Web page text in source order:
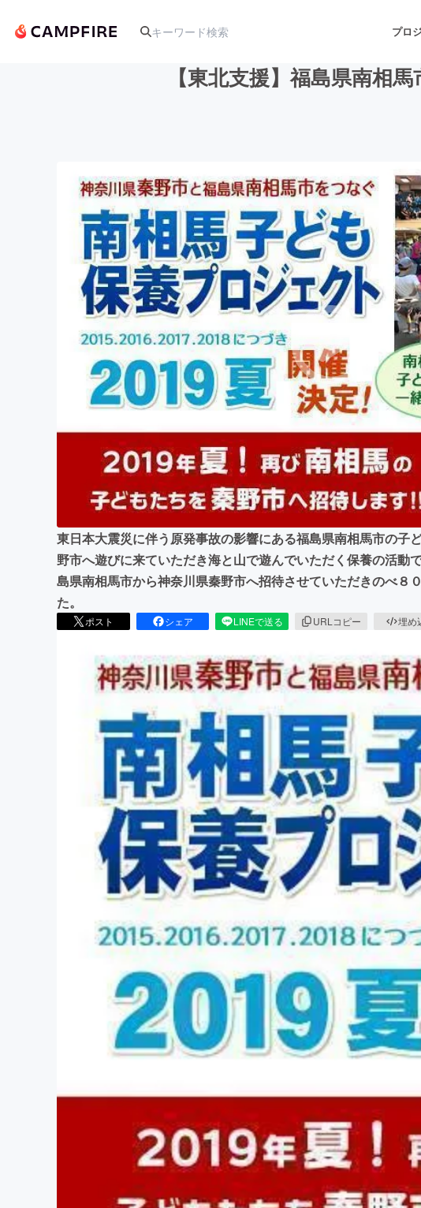
プロ
アート・写真 音楽
テクノロジー・ガジェット ゲーム・
映像・映画 書籍・雑
ビジネス・起業 チャレン
まちづくり・地域活性化
【東北支援】福島県南相
東日本大震災に伴う原発事故の影響にある福島県南相馬市の子
野市へ遊びに来ていただき海と山で遊んでいただく保養の活動
島県南相馬市から神奈川県秦野市へ招待させていただきのべ８
た。
ポスト シェア LINEで送る URLコピー 埋め